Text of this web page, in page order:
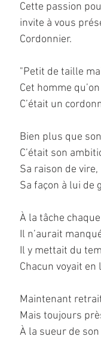
Cette passion
invite à vous
Cordonnier.
"Petit de taille
Cet homme
C’était un
Bien plus que
C’était son
Sa raison de vire,
Sa façon à lui de
À la tâche
Il n’aurait
Il y mettait du
Chacun voyait en
Maintenant
Mais toujours
À la sueur de